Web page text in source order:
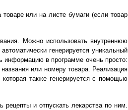
или на листе бумаги (если товар
Можно использовать внутреннюю
генерируется уникальный
информацию в программе очень просто:
или номеру товара. Реализация
также генерируется с помощью
и отпускать лекарства по ним.